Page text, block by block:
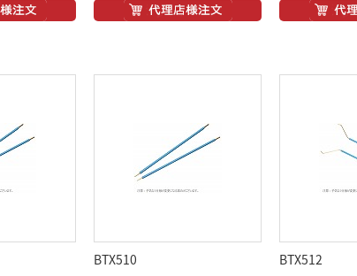
BTX510
BTX512